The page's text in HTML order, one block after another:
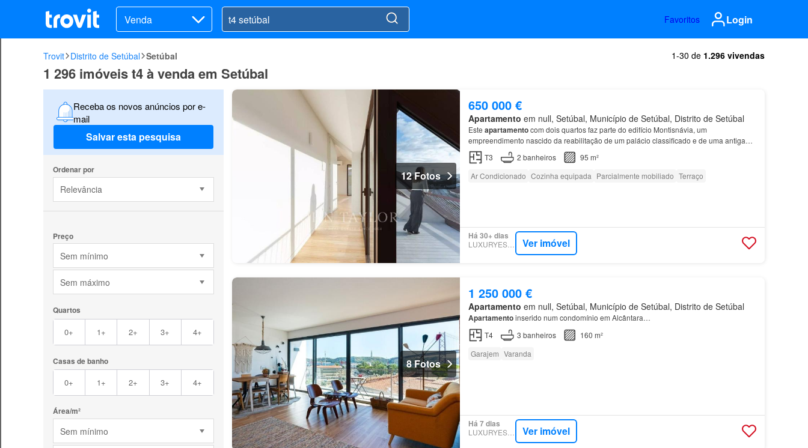
Venda Favoritos Login
Trovit Distrito de Setúbal Setúbal 1-30 de 1.296 vivendas
1 296 imóveis t4 à venda em Setúbal
Receba os novos anúncios por e-
mail
Salvar esta pesquisa
Ordenar por
Relevância
Preço
Sem mínimo
Sem máximo
Quartos
0+ 1+ 2+ 3+ 4+
Casas de banho
0+ 1+ 2+ 3+ 4+
Área/m²
Sem mínimo
12 Fotos
650 000 €
Apartamento em null, Setúbal, Município de Setúbal, Distrito de Setúbal
Este apartamentocom dois quartos faz parte do edifício Montisnávia, um
empreendimento nascido da reabilitação de um palácio classificado e de uma antiga
comodidades nas proximidades, excelentes ligações rodoviárias, transpor…
T3 2 banheiros
95 m²
Ar Condicionado Cozinha equipada Parcialmente mobiliado Terraço
Há 30+ dias
LUXURYESTATE Ver imóvel
8 Fotos
1 250 000 €
Apartamento em null, Setúbal, Município de Setúbal, Distrito de Setúbal
Apartamentoinserido num condomínio em Alcântara…
T4
3 banheiros
160 m²
Garajem Varanda
Há 7 dias
LUXURYESTATE Ver imóvel